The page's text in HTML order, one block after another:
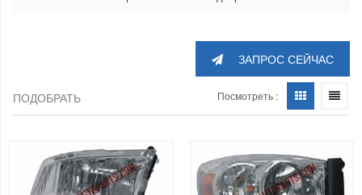
ЗАПРОС СЕЙЧАС
ПОДОБРАТЬ Посмотреть :